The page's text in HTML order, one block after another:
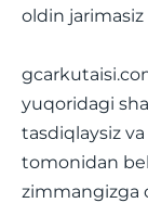
oldin
yuqoridagi
tasdiqlaysiz
tomonidan
zimmangizga